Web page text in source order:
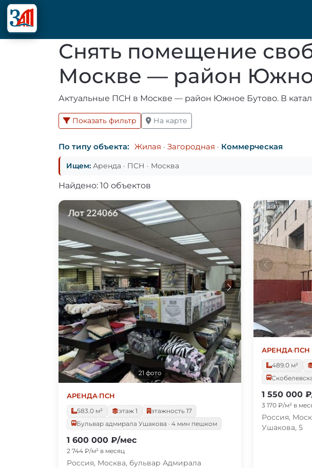
Снять помещение
Москве — район
Актуальные ПСН в Москве — район Южное Бутово. В
Показать фильтр На карте
По типу объекта: Жилая · Загородная · Коммерческая
Ищем: Аренда · ПСН · Москва
Найдено: 10 объектов
21 фото
АРЕНДА·ПСН
583.0 м²
этаж 1
этажность 17
Бульвар адмирала Ушакова · 4 мин пешком
1 600 000 ₽/мес
2 744 ₽/м² в месяц
Россия, Москва, бульвар Адмирала
АРЕНДА·ПСН
489.0 м²
1 550 000
3 170 ₽/м² в
Россия,
Ушакова, 5